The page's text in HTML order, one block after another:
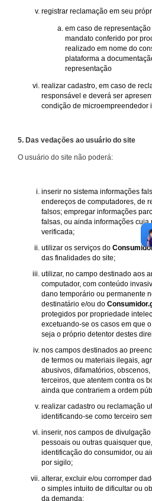
registrar reclamação em seu
em caso de
mandato conferido por
realizado em nome do
plataforma a
representação
realizar cadastro, em caso de
responsável e deverá ser
condição de microempreendedor
5. Das vedações ao usuário do site
O usuário do site não poderá:
inserir no sistema informações
endereços de computadores, de
falsos; empregar informações
falsas, ou ainda informações
verificada;
utilizar os serviços do
das finalidades do site;
utilizar, no campo destinado aos
computador, com conteúdo
dano temporário ou permanente
destinatário e/ou do
protegidos por propriedade
excetuando-se os casos em que
seja o próprio detentor destes
nos campos destinados ao
de termos ou materiais ilegais,
abusivos, difamatórios,
terceiros, que atentem contra os
ainda que contrariem a ordem
realizar cadastro ou reclamação
identificando-se como terceiro
inserir, nos campos de
pessoais ou outras quaisquer
identificação do consumidor, ou
por sigilo;
alterar, excluir e/ou corromper
o simples intuito de dificultar ou
da demanda;